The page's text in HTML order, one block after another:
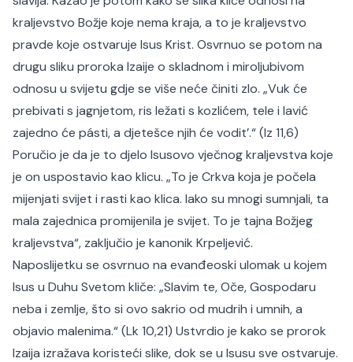
kraljevstvo Božje koje nema kraja, a to je kraljevstvo
pravde koje ostvaruje Isus Krist. Osvrnuo se potom na
drugu sliku proroka Izaije o skladnom i miroljubivom
odnosu u svijetu gdje se više neće činiti zlo. „Vuk će
prebivati s jagnjetom, ris ležati s kozlićem, tele i lavić
zajedno će pásti, a djetešce njih će vodit’.“ (Iz 11,6)
Poručio je da je to djelo Isusovo vječnog kraljevstva koje
je on uspostavio kao klicu. „To je Crkva koja je počela
mijenjati svijet i rasti kao klica. Iako su mnogi sumnjali, ta
mala zajednica promijenila je svijet. To je tajna Božjeg
kraljevstva“, zaključio je kanonik Krpeljević.
Naposlijetku se osvrnuo na evanđeoski ulomak u kojem
Isus u Duhu Svetom kliče: „Slavim te, Oče, Gospodaru
neba i zemlje, što si ovo sakrio od mudrih i umnih, a
objavio malenima.“ (Lk 10,21) Ustvrdio je kako se prorok
Izaija izražava koristeći slike, dok se u Isusu sve ostvaruje.